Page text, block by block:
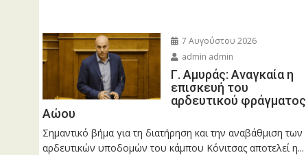
7 Αυγούστου 2026
admin admin
Γ. Αμυράς: Αναγκαία η
επισκευή του
αρδευτικού φράγματος
Αώου
Σημαντικό βήμα για τη διατήρηση και την αναβάθμιση των
αρδευτικών υποδομών του κάμπου Κόνιτσας αποτελεί η...